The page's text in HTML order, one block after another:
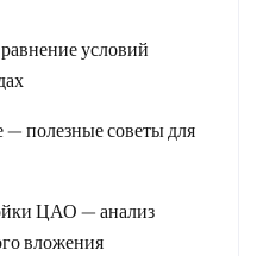
условий
полезные советы для
ЦАО — анализ
вложения